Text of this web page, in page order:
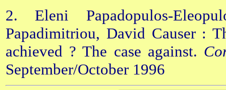
2. Eleni Papadopulos-
Papadimitriou, David Causer :
achieved ? The case against.
September/October 1996